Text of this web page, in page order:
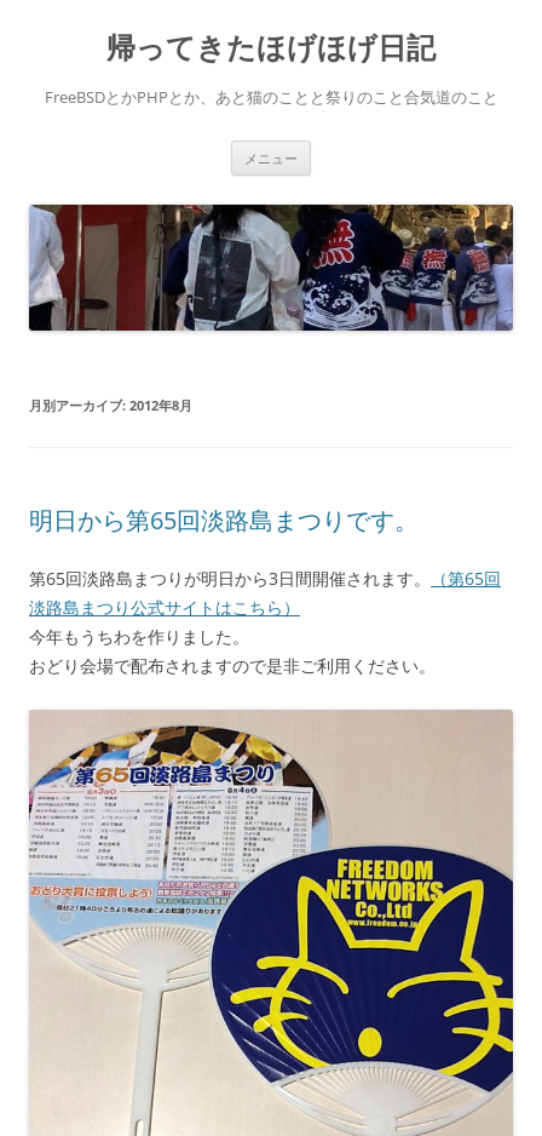
帰ってきたほげほげ日記
FreeBSDとかPHPとか、あと猫のことと祭りのこと合気道のこと
メニュー
月別アーカイブ: 2012年8月
明日から第65回淡路島まつりです。
第65回淡路島まつりが明日から3日間開催されます。
（第65回
淡路島まつり公式サイトはこちら）
今年もうちわを作りました。
おどり会場で配布されますので是非ご利用ください。